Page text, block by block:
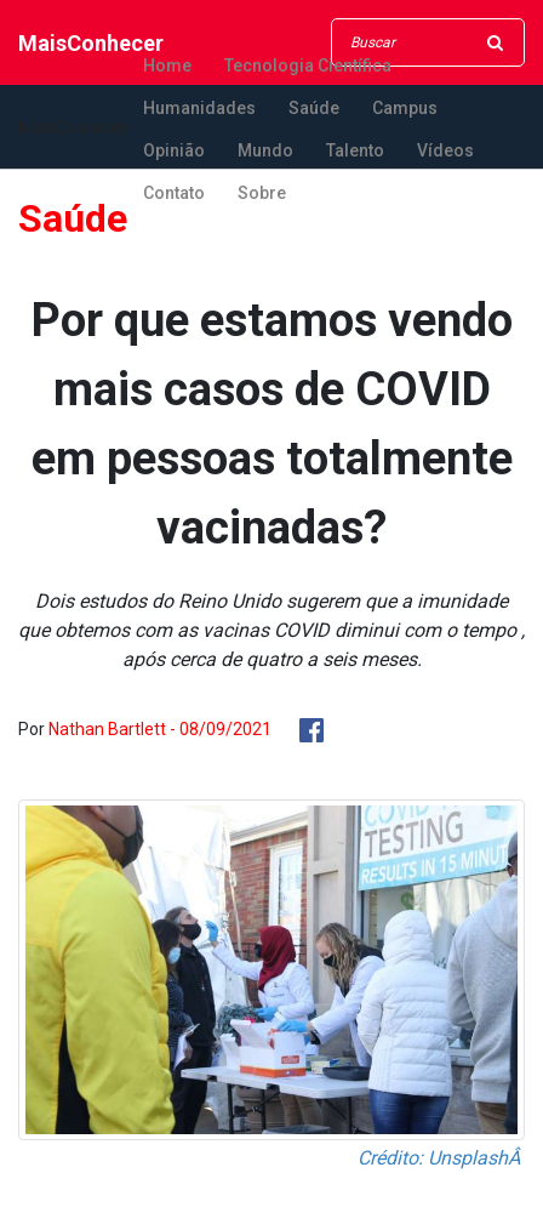
MaisConhecer
Home Tecnologia Científica
Humanidades Saúde Campus
Opinião Mundo Talento Vídeos
Contato Sobre
Saúde
Por que estamos vendo
mais casos de COVID
em pessoas totalmente
vacinadas?
Dois estudos do Reino Unido sugerem que a imunidade
que obtemos com as vacinas COVID diminui com o tempo ,
após cerca de quatro a seis meses.
Por Nathan Bartlett - 08/09/2021
Crédito: UnsplashÂ